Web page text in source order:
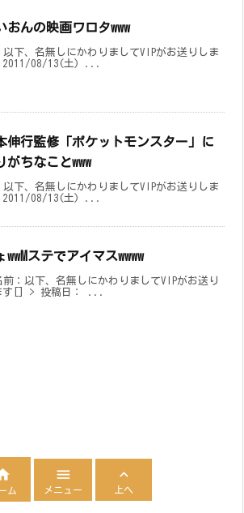
おんの映画ワロタwww
下、名無しにかわりましてVIPがお送りしま
2011/08/13(土) ...
伸行監修「ポケットモンスター」に
がちなことwww
下、名無しにかわりましてVIPがお送りしま
2011/08/13(土) ...
wwMステでアイマスwwww
：以下、名無しにかわりましてVIPがお送り
す[] > 投稿日： ...
ム

メニュー

上へ